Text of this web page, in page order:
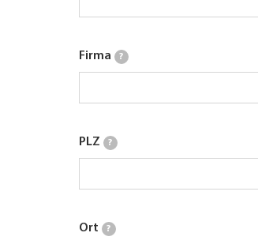
Firma ?
PLZ ?
Ort ?